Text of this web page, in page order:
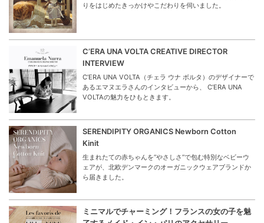
りをはじめたきっかけやこだわりを伺いました。
C’ERA UNA VOLTA CREATIVE DIRECTOR
INTERVIEW
C’ERA UNA VOLTA（チェラ ウナ ボルタ）のデザイナーで
あるエマヌエラさんのインタビューから、 C’ERA UNA
VOLTAの魅力をひもときます。
SERENDIPITY ORGANICS Newborn Cotton
Kinit
生まれたての赤ちゃんを“やさしさ”で包む特別なベビーウ
ェアが、北欧デンマークのオーガニックウェアブランドか
ら届きました。
ミニマルでチャーミング！フランスの女の子を魅